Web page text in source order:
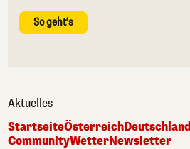
So geht's
Aktuelles
StartseiteÖsterreichDeutschland
CommunityWetterNewsletter